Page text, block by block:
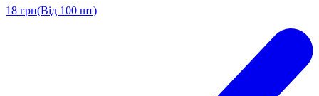
18 грн(Від 100 шт)